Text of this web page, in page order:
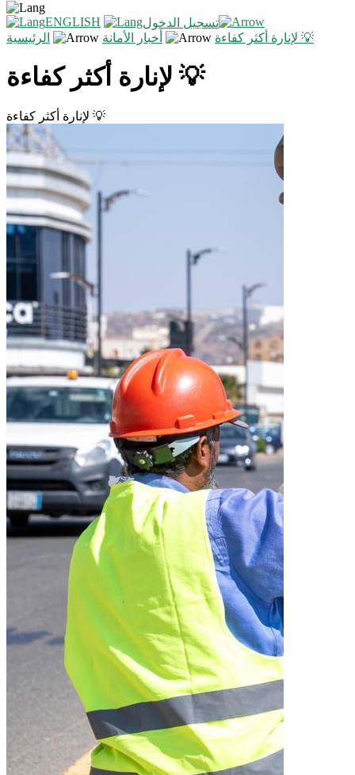
ENGLISH
تسجيل الدخول
الرئيسية
أخبار الأمانة لإنارة أكثر كفاءة 💡
لإنارة أكثر كفاءة 💡
لإنارة أكثر كفاءة 💡